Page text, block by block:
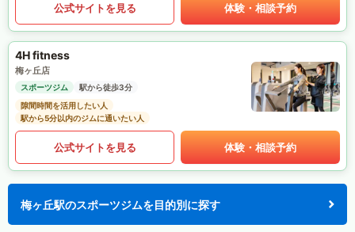
公式サイトを見る 体験・相談予約
4H fitness
梅ヶ丘店
スポーツジム
駅から徒歩3分
隙間時間を活用したい人
駅から5分以内のジムに通いたい人
公式サイトを見る 体験・相談予約
梅ヶ丘駅のスポーツジムを目的別に探す